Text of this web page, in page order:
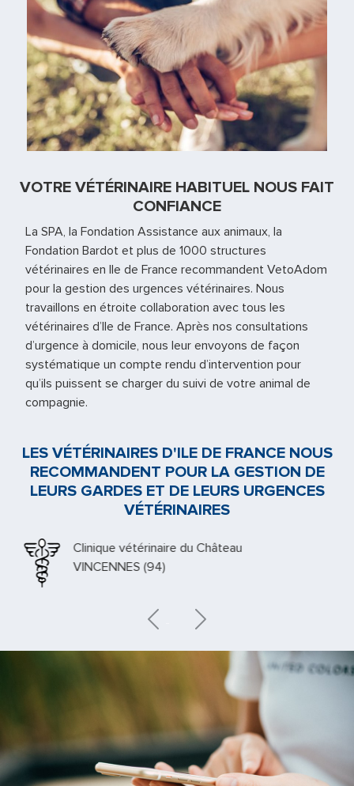
VOTRE VÉTÉRINAIRE HABITUEL NOUS FAIT
CONFIANCE
La SPA, la Fondation Assistance aux animaux, la
Fondation Bardot et plus de 1000 structures
vétérinaires en Ile de France recommandent VetoAdom
pour la gestion des urgences vétérinaires. Nous
travaillons en étroite collaboration avec tous les
vétérinaires d’Ile de France. Après nos consultations
d’urgence à domicile, nous leur envoyons de façon
systématique un compte rendu d’intervention pour
qu’ils puissent se charger du suivi de votre animal de
compagnie.
LES VÉTÉRINAIRES D'ILE DE FRANCE NOUS
RECOMMANDENT POUR LA GESTION DE
LEURS GARDES ET DE LEURS URGENCES
VÉTÉRINAIRES
Clinique vétérinaire du Château
VINCENNES (94)
Previous